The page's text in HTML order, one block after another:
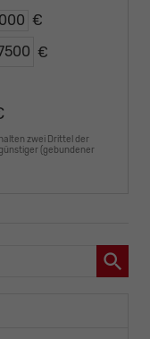
€
€
zwei Drittel der
(gebundener